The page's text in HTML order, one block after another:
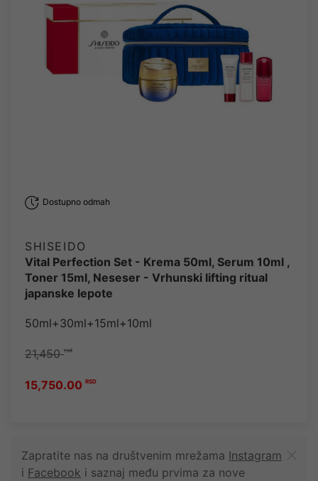
Dostupno odmah
SHISEIDO
Vital Perfection Set - Krema 50ml, Serum 10ml ,
Toner 15ml, Neseser - Vrhunski lifting ritual
japanske lepote
50ml+30ml+15ml+10ml
21,450rsd
15,750.00 RSD
Zapratite nas na društvenim mrežama Instagram
i Facebook i saznaj među prvima za nove